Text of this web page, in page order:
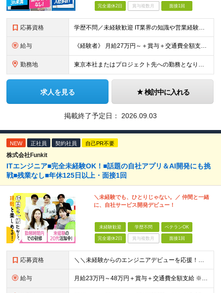
完全週休2日 賞与複数月 面接1回
応募資格 学歴不問／未経験歓迎 IT業界の知識や営業経験は問いません。 大切にしたいのは、これまでの経歴よりも「人と話すことが好き」「チームで仕事を進めたい」という気持ちです。 ◆ こんな方とお会いしたいで
給与 《経験者》 月給27万円～＋賞与＋交通費全額支給 《未経験者》 月給23万円～＋賞与＋交通費全額支給 ※上記月給には固定残業代（20時間分／《経験者》34,000円～《未経験者》31,100円～）
勤務地 東京本社またはプロジェクト先への勤務となります ■本社 東京都豊島区南池袋3-13-8 ホウエイビル9F ＜アクセス＞ 各線「池袋駅」から徒歩5分 ■東京開発センター 東京都豊島区南池袋3-13-
求人を見る 検討中に入れる
掲載終了予定日： 2026.09.03
NEW 正社員 契約社員 自己PR不要
株式会社Funkit
ITエンジニア■完全未経験OK！■話題の自社アプリ＆AI開発にも挑
戦■残業なし■年休125日以上・面接1回
＼未経験でも、ひとりじゃない。／ 仲間と一緒
に、自社サービス開発デビュー！
未経験歓迎 学歴不問 ベテランOK
完全週休2日 賞与複数月 面接1回
応募資格 ＼＼未経験からのエンジニアデビューを応援！／／ ★完全未経験OK ★学歴不問 ★第二新卒歓迎 実際に、元ミュージシャンや調理師など、 異業種から転職した先輩も活躍中♪ 10名ほどのチーム体制で、分
給与 月給23万円～48万円＋賞与＋交通費全額支給 ※経験・能力・スキルを考慮して決定します。 ※地方から上京される方には、上京支援金の支給もあります。 ※上記月給には固定残業代（15時間～20時間分／2